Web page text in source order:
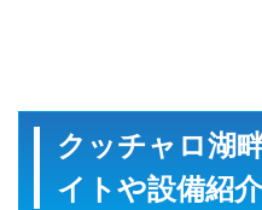
クッチャロ湖
イトや設備紹